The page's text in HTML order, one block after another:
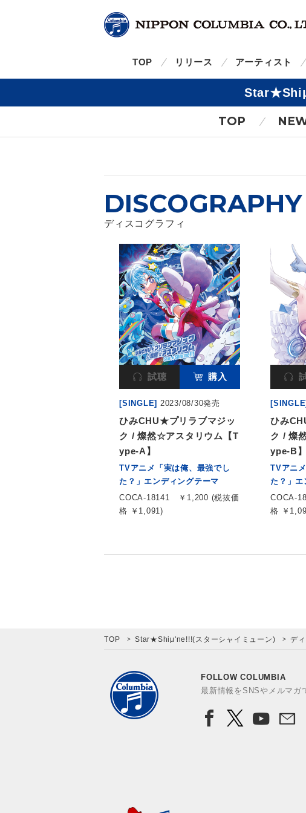
TOP リリース アーティスト
TOP
DISCOGRAPHY
ディスコグラフィ
試聴 購入
[SINGLE] 2023/08/30発売
ひみCHU★プリラブマジッ
ク / 燦然☆アスタリウム【T
ype-A】
TVアニメ「実は俺、最強でし
た？」エンディングテーマ
COCA-18141
￥1,200 (税抜価
格 ￥1,091)
[SINGLE]
ひみ
ク / 燦
ype-B】
TVアニ
た？」エ
COCA-
格 ￥
TOP Star★Shiμ'ne!!!(スターシャイミューン) デ
FOLLOW COLUMBIA
最新情報をSNSやメルマガ